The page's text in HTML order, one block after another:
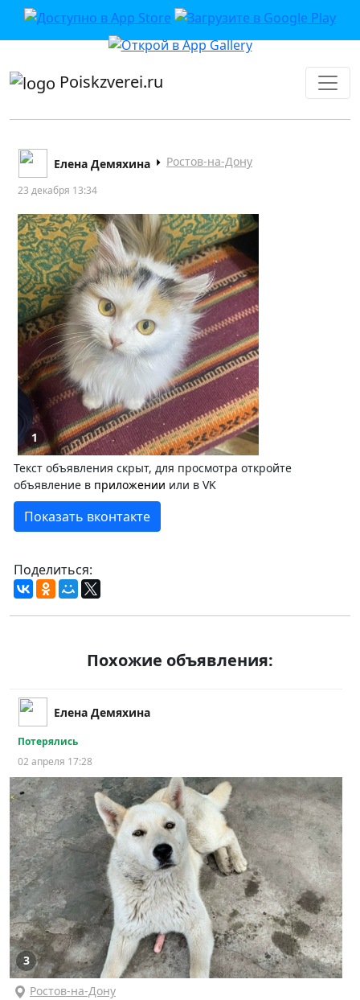
приложении или в VK">
Poiskzverei.ru
Елена Демяхина Ростов-на-Дону
23 декабря 13:34
1
Текст объявления скрыт, для просмотра откройте
объявление в приложении или в VK
Показать вконтакте
Поделиться:
Похожие объявления:
Елена Демяхина
Потерялись
02 апреля 17:28
3
Ростов-на-Дону